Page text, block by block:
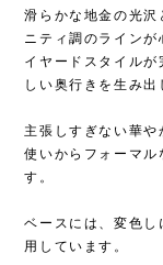
滑らかな地金の光沢
ニティ調のライン
イヤードスタイル
しい奥行きを生み出
主張しすぎない華
使いからフォーマル
す。
ベースには、変色
用しています。